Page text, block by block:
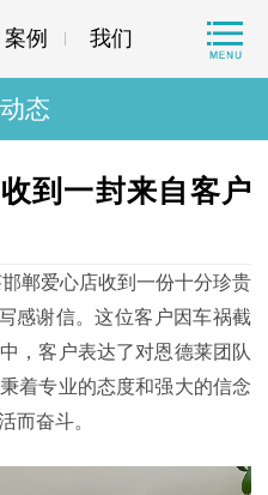
案例 我们
态
到一封来自客户
郸爱心店收到一份十分珍贵
感谢信。这位客户因车祸截
，客户表达了对恩德莱团队
着专业的态度和强大的信念
而奋斗。